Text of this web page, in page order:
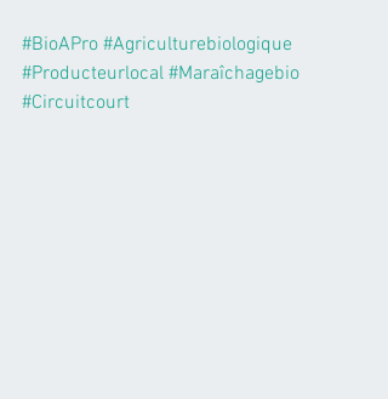
#BioAPro #Agriculturebiologique
#Producteurlocal #Maraîchagebio
#Circuitcourt